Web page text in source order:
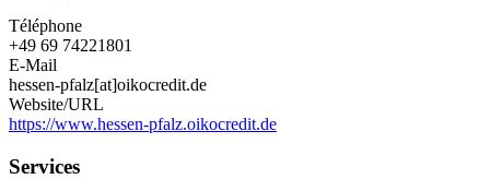
Téléphone
+49 69 74221801
E-Mail
hessen-pfalz[at]oikocredit.de
Website/URL
https://www.hessen-pfalz.oikocredit.de
Services